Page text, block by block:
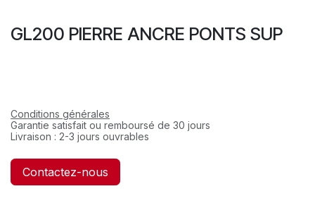
GL200 PIERRE ANCRE PONTS SUP
Conditions générales
Garantie satisfait ou remboursé de 30 jours
Livraison : 2-3 jours ouvrables
Contactez-nous